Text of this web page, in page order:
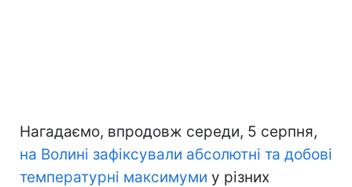
Нагадаємо, впродовж середи, 5 серпня,
на Волині зафіксували абсолютні та добові
температурні максимуми у різних